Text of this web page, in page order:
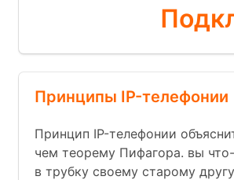
Принципы IP-телефонии
Принцип IP-телефонии
чем теорему Пифагора. вы
в трубку своему старому